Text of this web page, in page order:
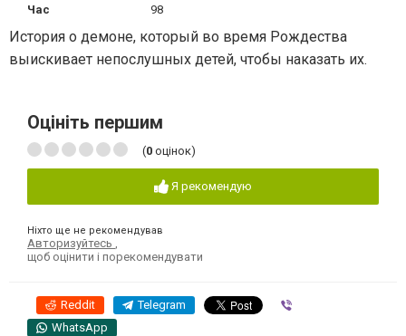
Час 98
История о демоне, который во время Рождества
выискивает непослушных детей, чтобы наказать их.
Оцініть першим
(0 оцінок)
Я рекомендую
Ніхто ще не рекомендував
Авторизуйтесь ,
щоб оцінити і порекомендувати
Reddit Telegram
WhatsApp